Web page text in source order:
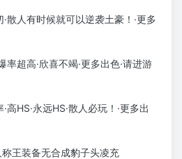
散人有时候就可以逆袭土豪！·更多
率超高·欣喜不竭·更多出色·请进游
高HS·永远HS·散人必玩！·更多出